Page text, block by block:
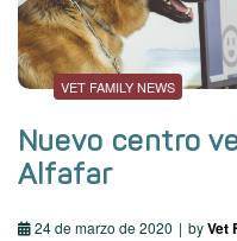
VET FAMILY NEWS
Nuevo centro
Alfafar
24 de marzo de 2020 byVet